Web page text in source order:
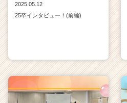
2025.05.12
25卒インタビュー！(前編)